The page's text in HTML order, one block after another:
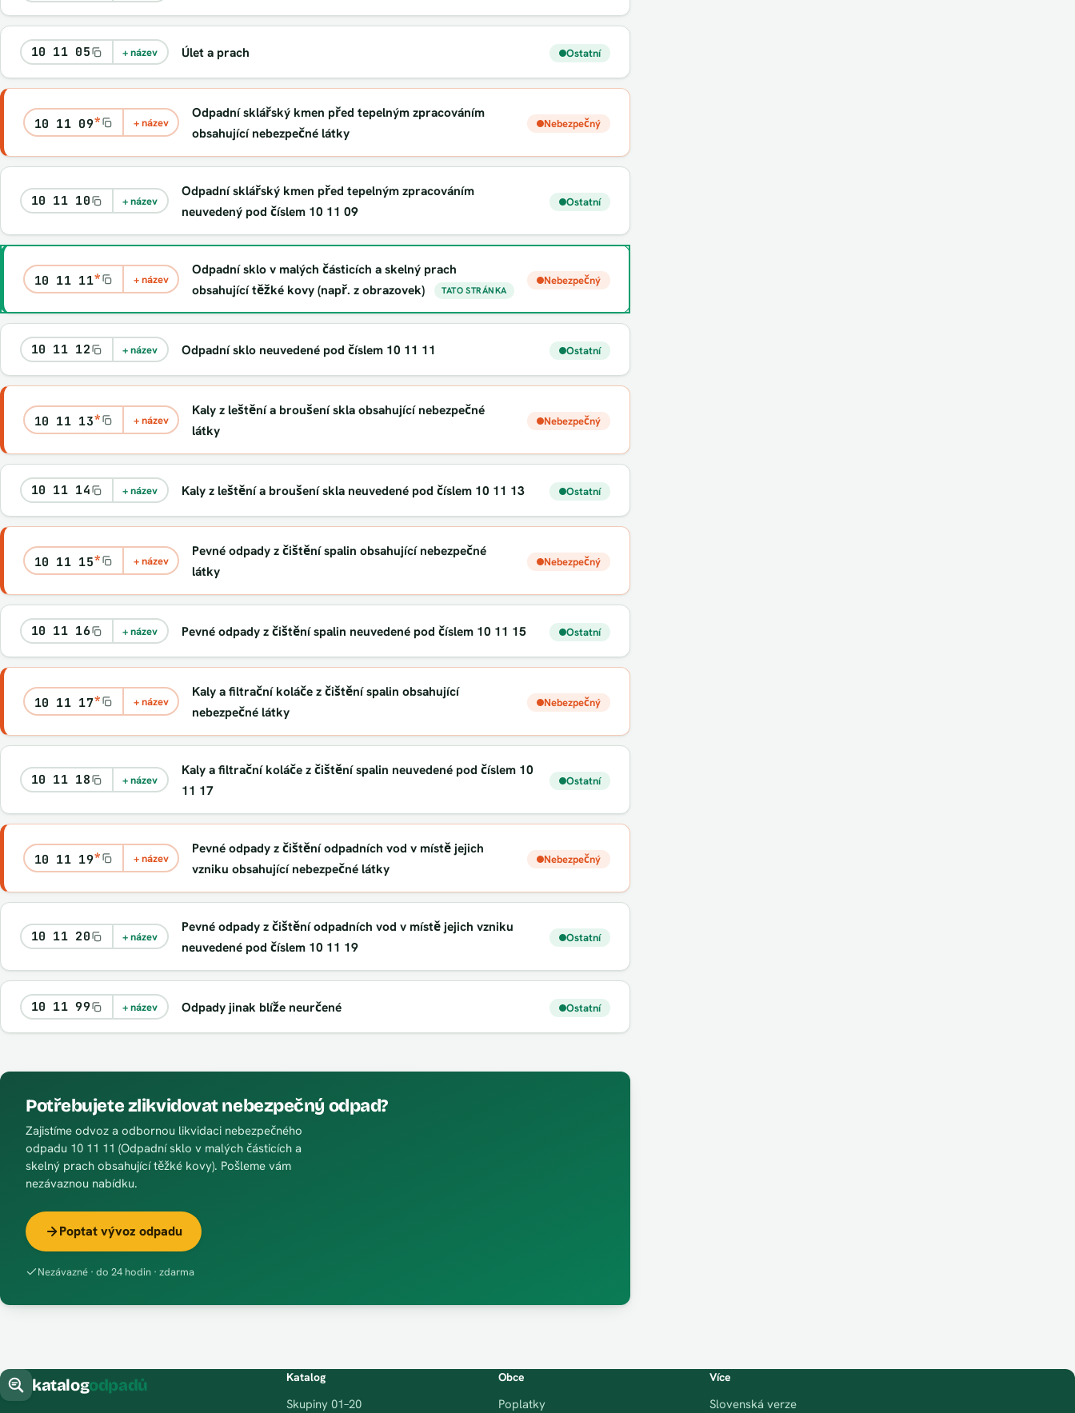
10 11 05 + název Úlet a prach Ostatní
10 11 09* + název
Odpadní sklářský kmen před tepelným zpracováním
obsahující nebezpečné látky
Nebezpečný
10 11 10 + název
Odpadní sklářský kmen před tepelným zpracováním
neuvedený pod číslem 10 11 09
Ostatní
10 11 11* + název
Odpadní sklo v malých částicích a skelný prach
obsahující těžké kovy (např. z obrazovek)
TATO STRÁNKA
Nebezpečný
10 11 12 + název Odpadní sklo neuvedené pod číslem 10 11 11 Ostatní
10 11 13* + název
Kaly z leštění a broušení skla obsahující nebezpečné
látky
Nebezpečný
10 11 14 + název Kaly z leštění a broušení skla neuvedené pod číslem 10 11 13 Ostatní
10 11 15* + název
Pevné odpady z čištění spalin obsahující nebezpečné
látky
Nebezpečný
10 11 16 + název Pevné odpady z čištění spalin neuvedené pod číslem 10 11 15 Ostatní
10 11 17* + název
Kaly a filtrační koláče z čištění spalin obsahující
nebezpečné látky
Nebezpečný
10 11 18 + název
Kaly a filtrační koláče z čištění spalin neuvedené pod číslem 10
11 17
Ostatní
10 11 19* + název
Pevné odpady z čištění odpadních vod v místě jejich
vzniku obsahující nebezpečné látky
Nebezpečný
10 11 20 + název
Pevné odpady z čištění odpadních vod v místě jejich vzniku
neuvedené pod číslem 10 11 19
Ostatní
10 11 99 + název Odpady jinak blíže neurčené Ostatní
Potřebujete zlikvidovat nebezpečný odpad?
Zajistíme odvoz a odbornou likvidaci nebezpečného
odpadu 10 11 11 (Odpadní sklo v malých částicích a
skelný prach obsahující těžké kovy). Pošleme vám
nezávaznou nabídku.
Poptat vývoz odpadu
Nezávazné · do 24 hodin · zdarma
katalogodpadů Katalog
Skupiny 01–20
Obce
Poplatky
Více
Slovenská verze